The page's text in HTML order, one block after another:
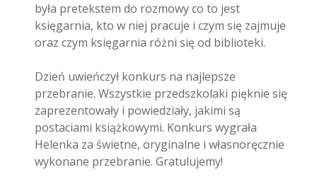
była pretekstem do rozmowy co to jest
księgarnia, kto w niej pracuje i czym się zajmuje
oraz czym księgarnia różni się od biblioteki.
Dzień uwieńczył konkurs na najlepsze
przebranie. Wszystkie przedszkolaki pięknie się
zaprezentowały i powiedziały, jakimi są
postaciami książkowymi. Konkurs wygrała
Helenka za świetne, oryginalne i własnoręcznie
wykonane przebranie. Gratulujemy!